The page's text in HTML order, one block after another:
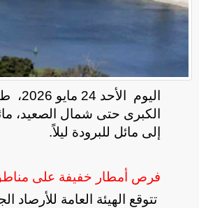
اليوم الأحد 24 مايو 2026،
الكبرى حتى شمال الصعيد،
إلى مائل للبرودة ليلاً.
فرص أمطار خفيفة على
تتوقع الهيئة العامة للأرصاد